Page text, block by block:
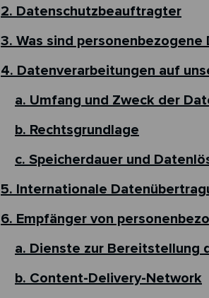
2. Datenschutzbeauftragter
3. Was sind personenbezogene
4. Datenverarbeitungen auf
a. Umfang und Zweck der
b. Rechtsgrundlage
c. Speicherdauer und
5. Internationale
6. Empfänger von
a. Dienste zur Bereitstellung
b. Content-Delivery-Network